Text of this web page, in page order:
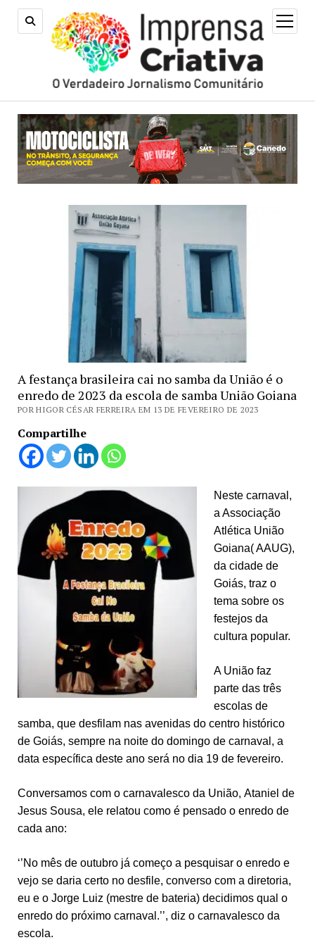
open
menu
A festança brasileira cai no samba da União é o
enredo de 2023 da escola de samba União Goiana
POR HIGOR CÉSAR FERREIRA EM 13 DE FEVEREIRO DE 2023
Compartilhe
Neste carnaval,
a Associação
Atlética União
Goiana( AAUG),
da cidade de
Goiás, traz o
tema sobre os
festejos da
cultura popular.
A União faz
parte das três
escolas de
samba, que desfilam nas avenidas do centro histórico
de Goiás, sempre na noite do domingo de carnaval, a
data específica deste ano será no dia 19 de fevereiro.
Conversamos com o carnavalesco da União, Ataniel de
Jesus Sousa, ele relatou como é pensado o enredo de
cada ano:
‘’No mês de outubro já começo a pesquisar o enredo e
vejo se daria certo no desfile, converso com a diretoria,
eu e o Jorge Luiz (mestre de bateria) decidimos qual o
enredo do próximo carnaval.’’, diz o carnavalesco da
escola.